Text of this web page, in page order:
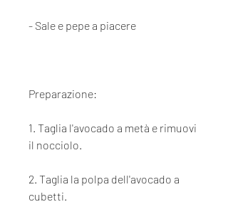
- Sale e pepe a piacere
Preparazione:
1. Taglia l'avocado a metà e rimuovi
il nocciolo.
2. Taglia la polpa dell'avocado a
cubetti.